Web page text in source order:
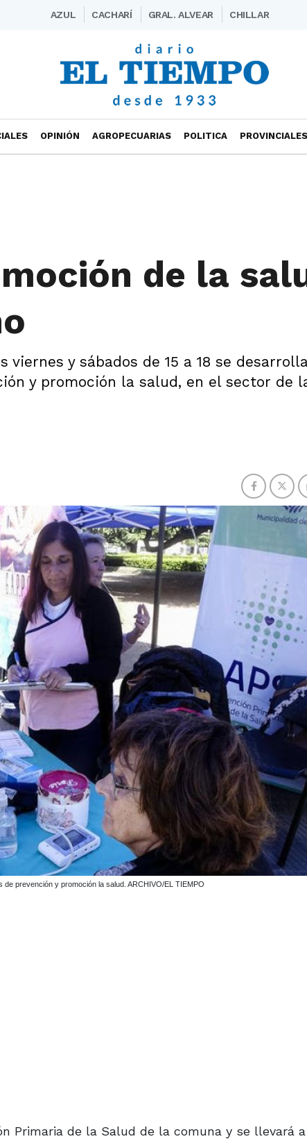
AZUL CACHARÍ GRAL. ALVEAR CHILLAR
OPINIÓN AGROPECUARIAS POLITICA PROVINCIALES
de la
y sábados de 15 a 18 se
y promoción la salud, en el sector de
prevención y promoción la salud. ARCHIVO/EL TIEMPO
Primaria de la Salud de la comuna y se llevará